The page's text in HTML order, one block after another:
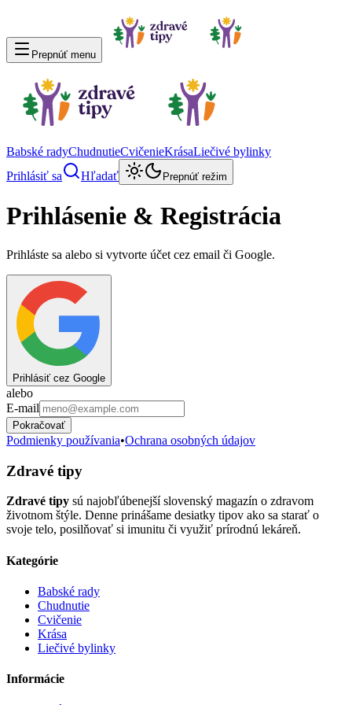
Prepnúť menu
Babské radyChudnutieCvičenieKrásaLiečivé bylinky
Prihlásiť sa
Hľadať Prepnúť režim
Prihlásenie & Registrácia
Prihláste sa alebo si vytvorte účet cez email či Google.
Prihlásiť cez Google
alebo
E-mail
Pokračovať
Podmienky používania•Ochrana osobných údajov
Zdravé tipy
Zdravé tipy sú najobľúbenejší slovenský magazín o zdravom
životnom štýle. Denne prinášame desiatky tipov ako sa starať o
svoje telo, posilňovať si imunitu či využiť prírodnú lekáreň.
Kategórie
Babské rady
Chudnutie
Cvičenie
Krása
Liečivé bylinky
Informácie